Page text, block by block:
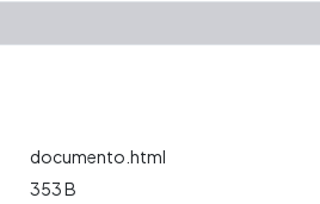
documento.html
353 B